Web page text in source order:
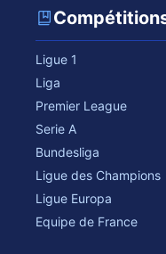
Ligue 1
Liga
Premier League
Serie A
Bundesliga
Ligue des Champions
Ligue Europa
Equipe de France